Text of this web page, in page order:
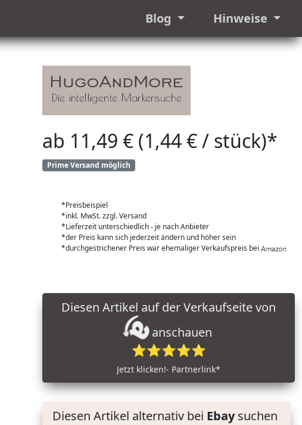
Blog Hinweise
ab 11,49 € (1,44 € / stück)*
Prime Versand möglich
*Preisbeispiel
*inkl. MwSt. zzgl. Versand
*Lieferzeit unterschiedlich - je nach Anbieter
*der Preis kann sich jederzeit ändern und höher sein
*durchgestrichener Preis war ehemaliger Verkaufspreis bei
anschauen
⭐⭐⭐⭐⭐
Jetzt klicken!- Partnerlink*
Diesen Artikel alternativ bei Ebaysuchen